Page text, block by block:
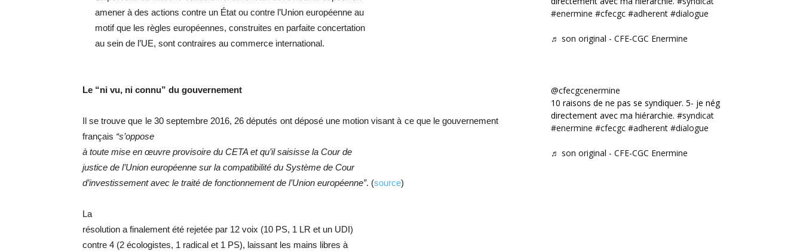
amener à des actions contre un État ou contre l’Union européenne au
motif que les règles européennes, construites en parfaite concertation
au sein de l’UE, sont contraires au commerce international.
Le “ni vu, ni connu” du gouvernement
Il se trouve que le 30 septembre 2016, 26 députés ont déposé une motion visant à ce que le gouvernement
français “s’oppose
à toute mise en œuvre provisoire du CETA et qu’il saisisse la Cour de
justice de l’Union européenne sur la compatibilité du Système de Cour
d’investissement avec le traité de fonctionnement de l’Union européenne”. (source)
La
résolution a finalement été rejetée par 12 voix (10 PS, 1 LR et un UDI)
contre 4 (2 écologistes, 1 radical et 1 PS), laissant les mains libres à
#enermine #cfecgc #adherent #dialogue
♬ son original - CFE-CGC Enermine
@cfecgcenermine
10 raisons de ne pas se syndiquer. 5- je négocie
directement avec ma hiérarchie. #syndicat
#enermine #cfecgc #adherent #dialogue
♬ son original - CFE-CGC Enermine